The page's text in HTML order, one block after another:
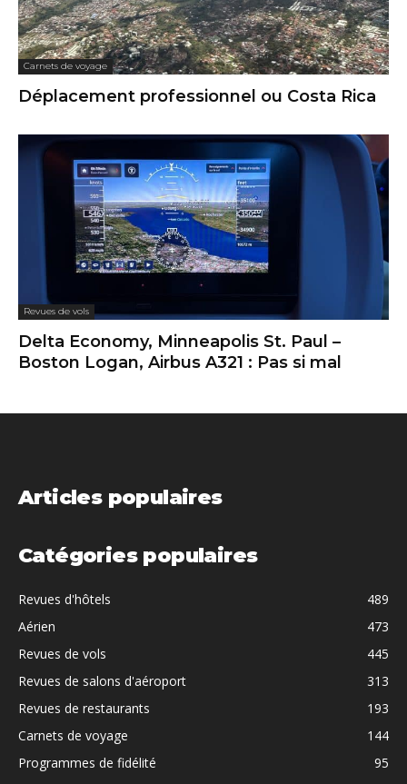
Carnets de voyage
Déplacement professionnel ou Costa Rica
Revues de vols
Delta Economy, Minneapolis St. Paul –
Boston Logan, Airbus A321 : Pas si mal
Articles populaires
Catégories populaires
Revues d'hôtels
489
Aérien
473
Revues de vols
445
Revues de salons d'aéroport
313
Revues de restaurants
193
Carnets de voyage
144
Programmes de fidélité
95